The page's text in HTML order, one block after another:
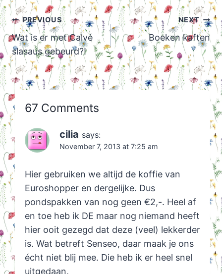
Post
navigation
PREVIOUS
Wat is er met Calvé
slasaus gebeurd?!
NEXT
Boeken kaften
67 Comments
cilia says:
November 7, 2013 at 7:25 am
Hier gebruiken we altijd de koffie van
Euroshopper en dergelijke. Dus
pondspakken van nog geen €2,-. Heel af
en toe heb ik DE maar nog niemand heeft
hier ooit gezegd dat deze (veel) lekkerder
is. Wat betreft Senseo, daar maak je ons
écht niet blij mee. Die heb ik er heel snel
uitgedaan.